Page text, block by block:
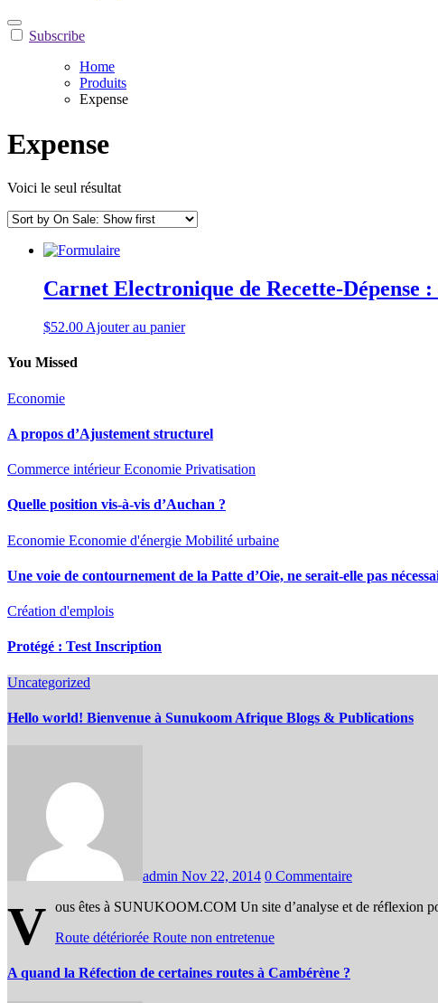
Subscribe
Home
Produits
Expense
Expense
Voici le seul résultat
Carnet Electronique de Recette-Dépense :
$52.00 Ajouter au panier
You Missed
Economie
A propos d’Ajustement structurel
Commerce intérieurEconomie Privatisation
Quelle position vis-à-vis d’Auchan ?
Economie Economie d'énergie Mobilité urbaine
Une voie de contournement de la Patte d’Oie, ne serait-elle pas
Création d'emplois
Protégé : Test Inscription
Uncategorized
Hello world! Bienvenue à Sunukoom Afrique Blogs & Publications
admin Nov 22, 2014 0 Commentaire
V ous êtes à SUNUKOOM.COM Un site d’analyse et de réflexion
Route détériorée Route non entretenue
A quand la Réfection de certaines routes à Cambérène ?